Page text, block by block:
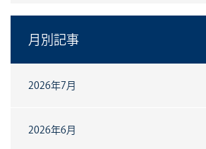
月別記事
2026年7月
2026年6月